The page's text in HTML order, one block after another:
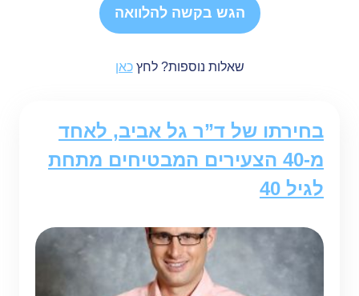
הגש בקשה להלוואה
שאלות נוספות? לחץכאן
בחירתו של ד”ר גל אביב, לאחד
מ-40 הצעירים המבטיחים מתחת
לגיל 40